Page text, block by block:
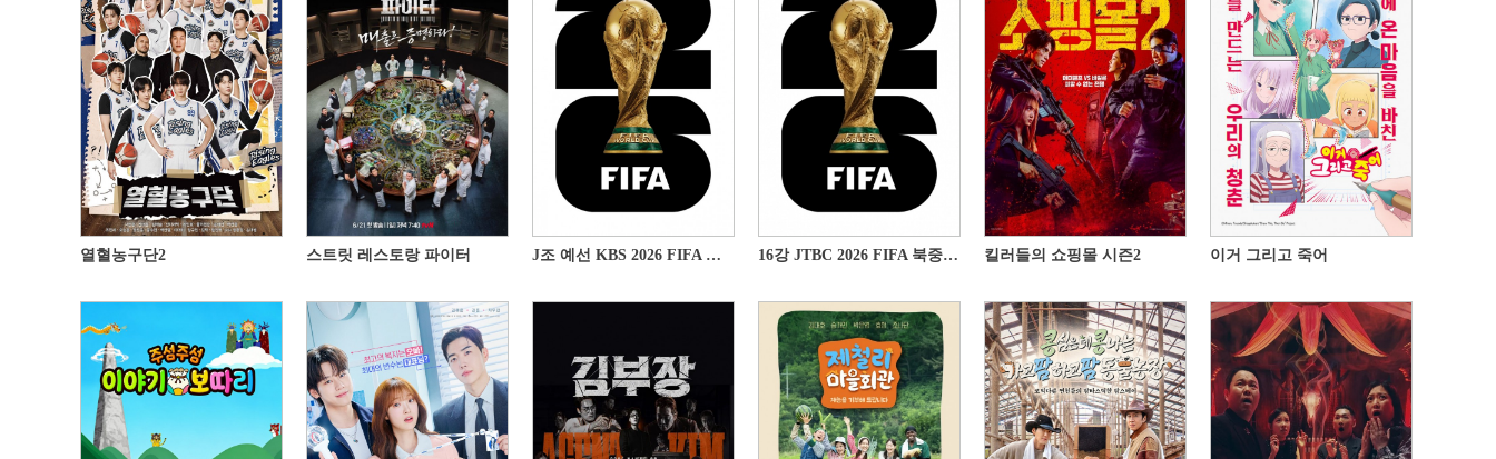
열혈농구단2 스트릿 레스토랑 파이터 J조 예선 KBS 2026 FIFA 북중미 월드컵 16강 JTBC 2026 FIFA 북중미 월드컵 킬러들의 쇼핑몰 시즌2 이거 그리고 죽어